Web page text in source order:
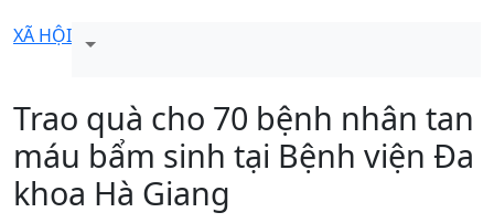
XÃ HỘI
Trao quà cho 70 bệnh nhân tan
máu bẩm sinh tại Bệnh viện Đa
khoa Hà Giang